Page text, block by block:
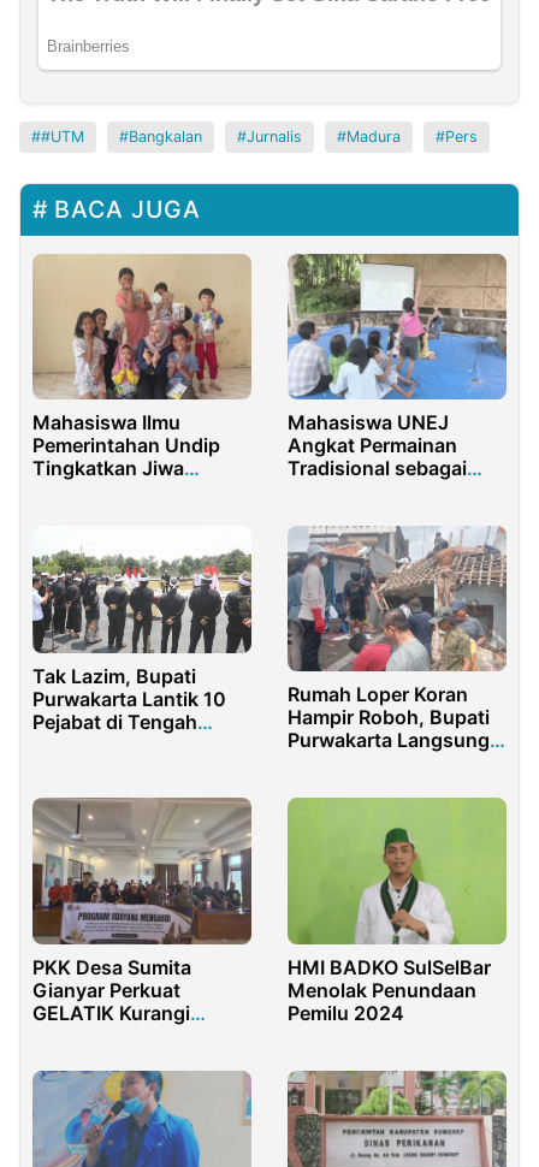
#UTM Bangkalan Jurnalis Madura Pers
BACA JUGA
Mahasiswa Ilmu
Pemerintahan Undip
Tingkatkan Jiwa
Mahasiswa UNEJ
Angkat Permainan
Tradisional sebagai
Tak Lazim, Bupati
Purwakarta Lantik 10
Pejabat di Tengah
Rumah Loper Koran
Hampir Roboh, Bupati
Purwakarta Langsung
PKK Desa Sumita
Gianyar Perkuat
GELATIK Kurangi
HMI BADKO SulSelBar
Menolak Penundaan
Pemilu 2024